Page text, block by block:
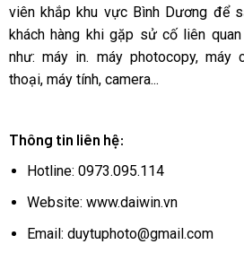
viên khắp khu vực Bình Dương để
khách hàng khi gặp sử cố liên
như: máy in. máy photocopy, máy
thoại, máy tính, camera...
Thông tin liên hệ:
Hotline: 0973.095.114
Website: www.daiwin.vn
Email: duytuphoto@gmail.com